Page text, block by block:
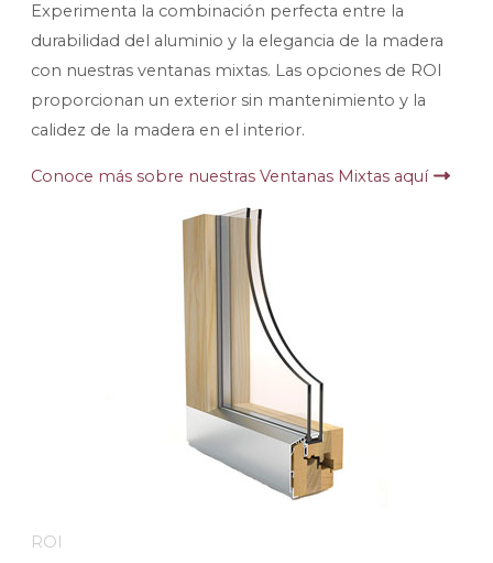
Experimenta la combinación perfecta entre la
durabilidad del aluminio y la elegancia de la madera
con nuestras ventanas mixtas. Las opciones de ROI
proporcionan un exterior sin mantenimiento y la
calidez de la madera en el interior.
Conoce más sobre nuestras Ventanas Mixtas aquí
ROI